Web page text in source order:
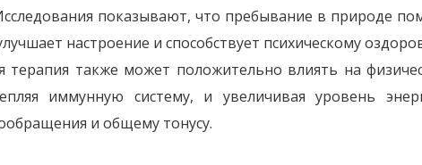
показывают, что пребывание в природе
настроение и способствует психическому
терапия также может положительно влиять на
иммунную систему, и увеличивая уровень
и общему тонусу.